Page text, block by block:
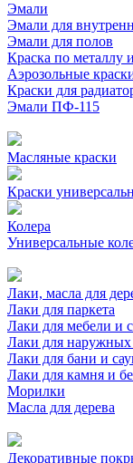
Эмали
Эмали для
Эмали для полов
Краска по металлу
Аэрозольные
Краски для
Эмали ПФ-115
Масляные краски
Краски
Колера
Универсальные
Лаки, масла для
Лаки для паркета
Лаки для мебели и
Лаки для наружных
Лаки для бани и
Лаки для камня и
Морилки
Масла для дерева
Декоративные